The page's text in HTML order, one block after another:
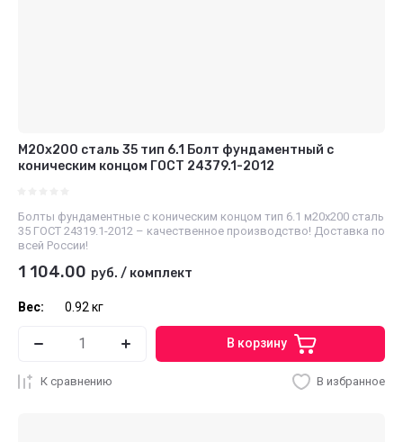
М20х200 сталь 35 тип 6.1 Болт фундаментный с
коническим концом ГОСТ 24379.1-2012
Болты фундаментные с коническим концом тип 6.1 м20х200 сталь
35 ГОСТ 24319.1-2012 – качественное производство! Доставка по
всей России!
1 104.00 руб. / комплект
Вес: 0.92 кг
В корзину
К сравнению В избранное